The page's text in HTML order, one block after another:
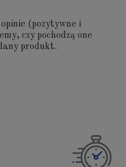
(pozytywne i
czy pochodzą one
produkt.